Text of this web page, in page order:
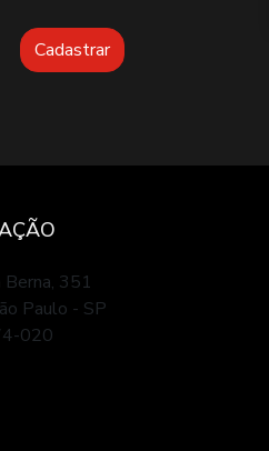
Cadastrar
Berna, 351
Paulo - SP
020